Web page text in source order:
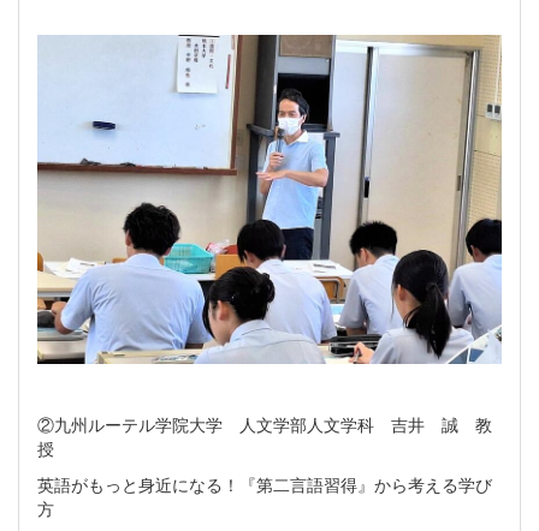
②九州ルーテル学院大学 人文学部人文学科 吉井 誠 教
授
英語がもっと身近になる！『第二言語習得』から考える学び
方